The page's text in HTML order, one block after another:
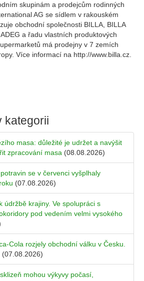
skupinám a prodejcům rodinných
AG se sídlem v rakouském
obchodní společnosti BILLA, BILLA
ADEG a řadu vlastních produktových
má prodejny v 7 zemích
Více informací na http://www.billa.cz.
kategorii
masa: důležité je udržet a navýšit
zpracování masa (08.08.2026)
se v červenci vyšplhaly
(07.08.2026)
údržbě krajiny. Ve spolupráci s
pod vedením velmi vysokého
Cola rozjely obchodní válku v Česku.
(07.08.2026)
mohou výkyvy počasí,